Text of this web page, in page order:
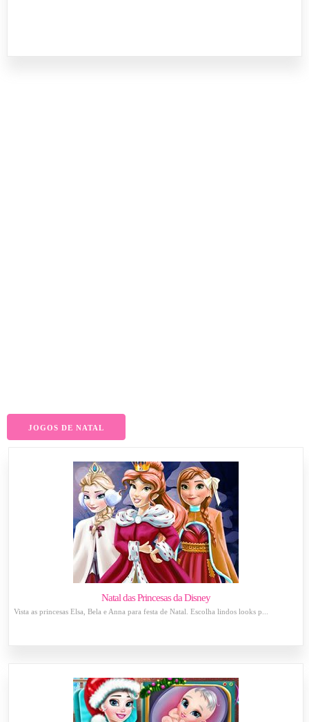
JOGOS DE NATAL
Natal das Princesas da Disney
Vista as princesas Elsa, Bela e Anna para festa de Natal. Escolha lindos looks p...